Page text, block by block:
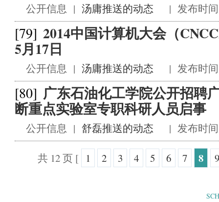
公开信息 | 汤庸推送的动态 | 发布时
[79] 2014中国计算机大会（
5月17日
公开信息 | 汤庸推送的动态 | 发布时
[80] 广东石油化工学院公开招聘
断重点实验室专职科研人员启事
公开信息 | 舒磊推送的动态 | 发布时
共 12 页 [ 1 2 3 4 5 6 7 8 9